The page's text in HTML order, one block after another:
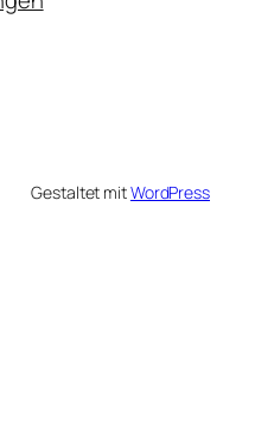
Gestaltet mitWordPress